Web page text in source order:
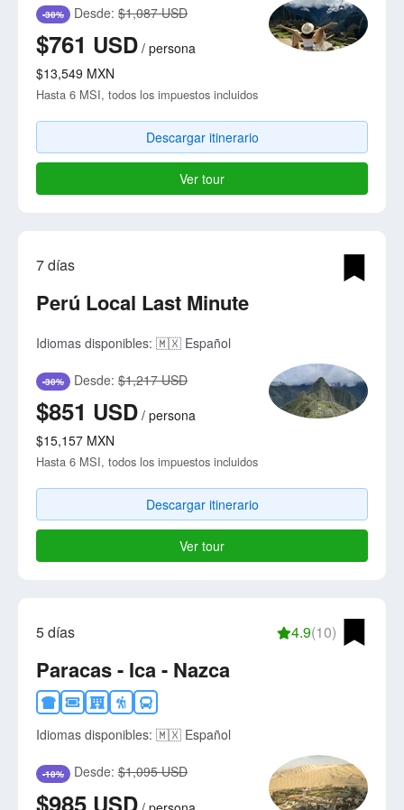
-30% Desde: $1,087 USD
$761 USD / persona
$13,549 MXN
Hasta 6 MSI, todos los impuestos incluidos
Descargar itinerario
Ver tour
7 días
Perú Local Last Minute
Idiomas disponibles: 🇲🇽 Español
-30% Desde: $1,217 USD
$851 USD / persona
$15,157 MXN
Hasta 6 MSI, todos los impuestos incluidos
Descargar itinerario
Ver tour
5 días 4.9(10)
Paracas - Ica - Nazca
Idiomas disponibles: 🇲🇽 Español
-10% Desde: $1,095 USD
$985 USD